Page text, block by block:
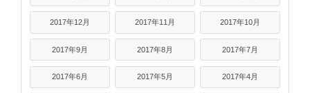
2017年12月 2017年11月 2017年10月
2017年9月 2017年8月 2017年7月
2017年6月 2017年5月 2017年4月